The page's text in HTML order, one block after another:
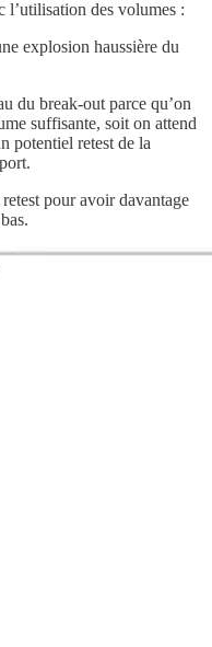
l’utilisation des volumes :
explosion haussière du
du break-out parce qu’on
suffisante, soit on attend
potentiel retest de la
pour avoir davantage